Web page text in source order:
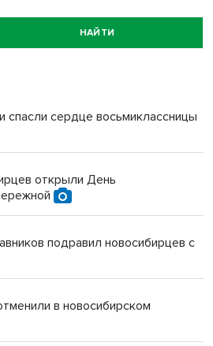
НАЙТИ
спасли сердце восьмиклассницы
открыли День
подравил новосибирцев с
в новосибирском